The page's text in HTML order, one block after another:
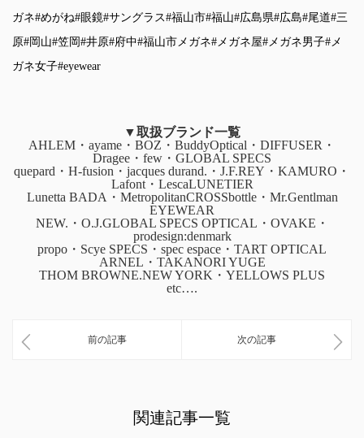
ガネ#めがね#眼鏡#サングラス#福山市#福山#広島県#広島#尾道#三
原#岡山#笠岡 #井原#府中#福山市メガネ#メガネ屋#メガネ男子#メ
ガネ女子#eyewear
▼取扱ブランド一覧
AHLEM・ayame・BOZ・BuddyOptical・DIFFUSER・
Dragee・few・GLOBAL SPECS
quepard・H-fusion・jacques durand.・J.F.REY・KAMURO・
Lafont・LescaLUNETIER
Lunetta BADA・MetropolitanCROSSbottle・Mr.Gentlman
EYEWEAR
NEW.・O.J.GLOBAL SPECS OPTICAL・OVAKE・
prodesign:denmark
propo・Scye SPECS・spec espace・TART OPTICAL
ARNEL・TAKANORI YUGE
THOM BROWNE.NEW YORK・YELLOWS PLUS
etc….
前の記事 次の記事
関連記事一覧